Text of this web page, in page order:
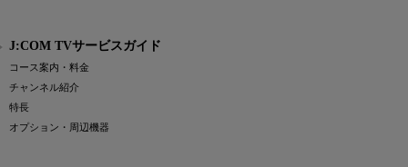
J:COM TVサービスガイド
コース案内・料金
チャンネル紹介
特長
オプション・周辺機器